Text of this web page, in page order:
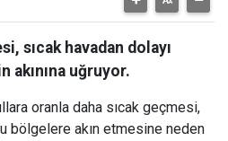
sıcak havadan dolayı
uğruyor.
oranla daha sıcak geçmesi,
bölgelere akın etmesine neden